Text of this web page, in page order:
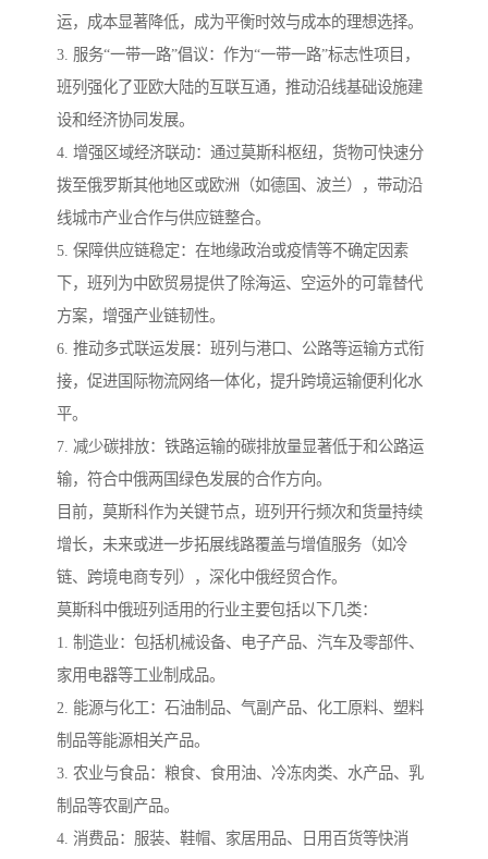
运，成本显著降低，成为平衡时效与成本的理想选择。
3. 服务“一带一路”倡议：作为“一带一路”标志性项目，
班列强化了亚欧大陆的互联互通，推动沿线基础设施建
设和经济协同发展。
4. 增强区域经济联动：通过莫斯科枢纽，货物可快速分
拨至俄罗斯其他地区或欧洲（如德国、波兰），带动沿
线城市产业合作与供应链整合。
5. 保障供应链稳定：在地缘政治或疫情等不确定因素
下，班列为中欧贸易提供了除海运、空运外的可靠替代
方案，增强产业链韧性。
6. 推动多式联运发展：班列与港口、公路等运输方式衔
接，促进国际物流网络一体化，提升跨境运输便利化水
平。
7. 减少碳排放：铁路运输的碳排放量显著低于和公路运
输，符合中俄两国绿色发展的合作方向。
目前，莫斯科作为关键节点，班列开行频次和货量持续
增长，未来或进一步拓展线路覆盖与增值服务（如冷
链、跨境电商专列），深化中俄经贸合作。
莫斯科中俄班列适用的行业主要包括以下几类：
1. 制造业：包括机械设备、电子产品、汽车及零部件、
家用电器等工业制成品。
2. 能源与化工：石油制品、气副产品、化工原料、塑料
制品等能源相关产品。
3. 农业与食品：粮食、食用油、冷冻肉类、水产品、乳
制品等农副产品。
4. 消费品：服装、鞋帽、家居用品、日用百货等快消